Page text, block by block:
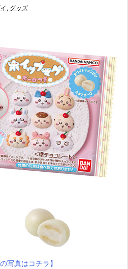
, グッズ
写真はコチラ】